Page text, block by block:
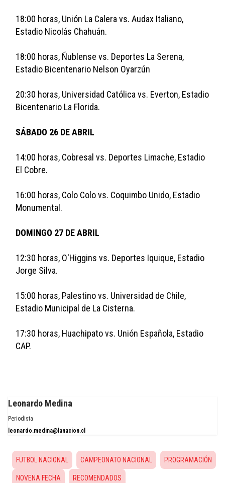
18:00 horas, Unión La Calera vs. Audax Italiano,
Estadio Nicolás Chahuán.
18:00 horas, Ñublense vs. Deportes La Serena,
Estadio Bicentenario Nelson Oyarzún
20:30 horas, Universidad Católica vs. Everton, Estadio
Bicentenario La Florida.
SÁBADO 26 DE ABRIL
14:00 horas, Cobresal vs. Deportes Limache, Estadio
El Cobre.
16:00 horas, Colo Colo vs. Coquimbo Unido, Estadio
Monumental.
DOMINGO 27 DE ABRIL
12:30 horas, O'Higgins vs. Deportes Iquique, Estadio
Jorge Silva.
15:00 horas, Palestino vs. Universidad de Chile,
Estadio Municipal de La Cisterna.
17:30 horas, Huachipato vs. Unión Española, Estadio
CAP.
Leonardo Medina
Periodista
leonardo.medina@lanacion.cl
FUTBOL NACIONAL CAMPEONATO NACIONAL PROGRAMACIÓN
NOVENA FECHA RECOMENDADOS